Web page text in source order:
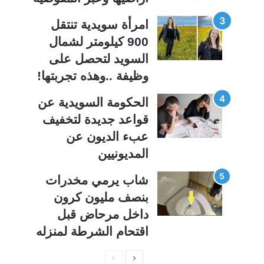
امرأة سويدية تنتقل
900 كيلومتر لشمال
السويد لتحصل على
وظيفة ..وهذه تجربتها!
الحكومة السويدية عن
قواعد جديدة لتخفيف
عبء الديون عن
المديونيين
شاب يرمي مخدرات
بنصف مليون كرون
داخل مرحاض قبل
اقتحام الشرطة لمنزله